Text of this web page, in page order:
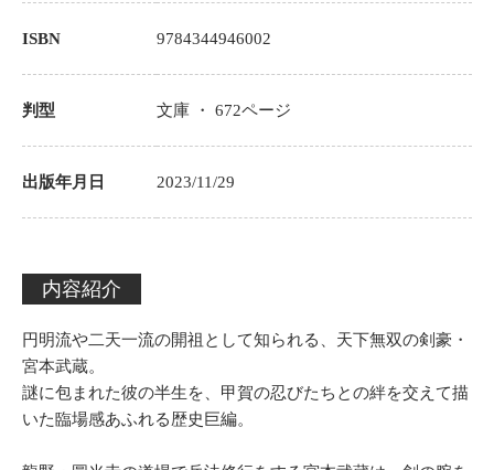
ISBN 9784344946002
判型 文庫 ・672ページ
出版年月日 2023/11/29
内容紹介
円明流や二天一流の開祖として知られる、天下無双の剣豪・
宮本武蔵。
謎に包まれた彼の半生を、甲賀の忍びたちとの絆を交えて描
いた臨場感あふれる歴史巨編。